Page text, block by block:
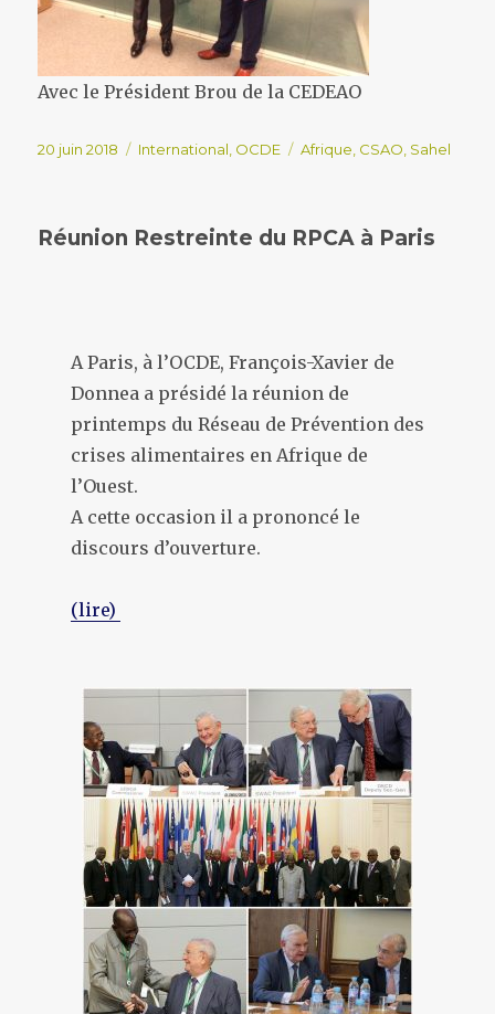
Avec le Président Brou de la CEDEAO
Publié
20 juin 2018 Catégories
International OCDE Étiquettes
Afrique CSAO Sahel
Réunion Restreinte du RPCA à Paris
A Paris, à l’OCDE, François-Xavier de
Donnea a présidé la réunion de
printemps du Réseau de Prévention des
crises alimentaires en Afrique de
l’Ouest.
A cette occasion il a prononcé le
discours d’ouverture.
(lire)